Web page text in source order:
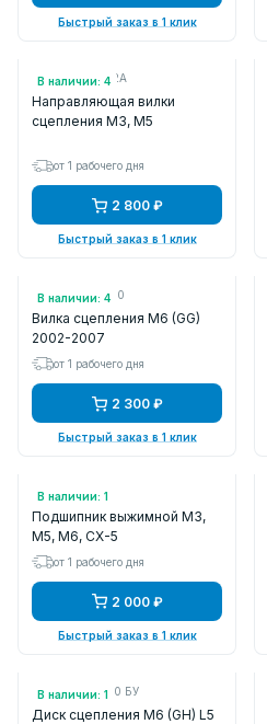
Быстрый заказ в 1 клик
В наличии: 4
Арт.: Z60116102A
Направляющая вилки
сцепления M3, M5
от 1 рабочего дня
2 800 ₽
Быстрый заказ в 1 клик
В наличии: 4
Арт.: G56016520
Вилка сцепления M6 (GG)
2002-2007
от 1 рабочего дня
2 300 ₽
Быстрый заказ в 1 клик
В наличии: 1
Арт.: PRB09
Подшипник выжимной M3,
M5, M6, CX-5
от 1 рабочего дня
2 000 ₽
Быстрый заказ в 1 клик
В наличии: 1
Арт.: L50116460 БУ
Диск сцепления M6 (GH) L5